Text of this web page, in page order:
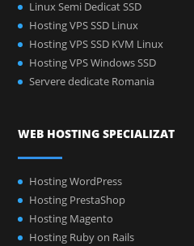
Linux Semi Dedicat SSD
Hosting VPS SSD Linux
Hosting VPS SSD KVM Linux
Hosting VPS Windows SSD
Servere dedicate Romania
WEB HOSTING SPECIALIZAT
Hosting WordPress
Hosting PrestaShop
Hosting Magento
Hosting Ruby on Rails